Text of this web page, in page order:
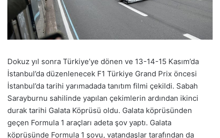
Dokuz yıl sonra Türkiye’ye dönen ve 13-14-15 Kasım’da
İstanbul’da düzenlenecek F1 Türkiye Grand Prix öncesi
İstanbul’da tarihi yarımadada tanıtım filmi çekildi. Sabah
Sarayburnu sahilinde yapılan çekimlerin ardından ikinci
durak tarihi Galata Köprüsü oldu. Galata köprüsünden
geçen Formula 1 araçları adeta şov yaptı. Galata
köprüsünde Formula 1 şovu, vatandaşlar tarafından da